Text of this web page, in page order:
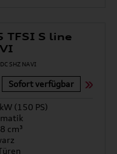
TFSI S line
Sofort verfügbar
(150 PS)
cm³